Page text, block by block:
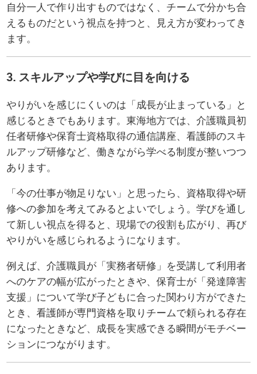
自分一人で作り出すものではなく、チームで分かち合
えるものだという視点を持つと、見え方が変わってき
ます。
3. スキルアップや学びに目を向ける
やりがいを感じにくいのは「成長が止まっている」と
感じるときでもあります。東海地方では、介護職員初
任者研修や保育士資格取得の通信講座、看護師のスキ
ルアップ研修など、働きながら学べる制度が整いつつ
あります。
「今の仕事が物足りない」と思ったら、資格取得や研
修への参加を考えてみるとよいでしょう。学びを通し
て新しい視点を得ると、現場での役割も広がり、再び
やりがいを感じられるようになります。
例えば、介護職員が「実務者研修」を受講して利用者
へのケアの幅が広がったときや、保育士が「発達障害
支援」について学び子どもに合った関わり方ができた
とき、看護師が専門資格を取りチームで頼られる存在
になったときなど、成長を実感できる瞬間がモチベー
ションにつながります。